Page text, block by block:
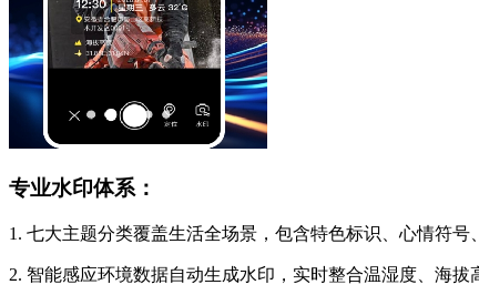
专业水印体系：
1. 七大主题分类覆盖生活全场景，包含特色标识、心情符
2. 智能感应环境数据自动生成水印，实时整合温湿度、海拔